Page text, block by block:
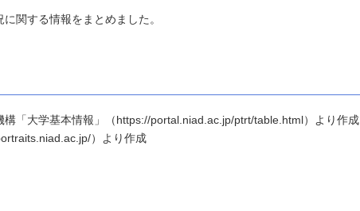
関する情報をまとめました。
構「大学基本情報」（https://portal.niad.ac.jp/ptrt/table.html）より作成
）より作成